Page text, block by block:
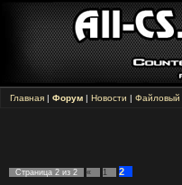
Главная | Форум | Новости | Файловый
Страница 2 из 2 « 1
2